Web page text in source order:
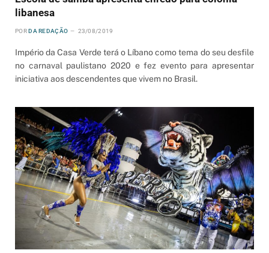
libanesa
POR DA REDAÇÃO 23/08/2019
Império da Casa Verde terá o Líbano como tema do seu desfile
no carnaval paulistano 2020 e fez evento para apresentar
iniciativa aos descendentes que vivem no Brasil.